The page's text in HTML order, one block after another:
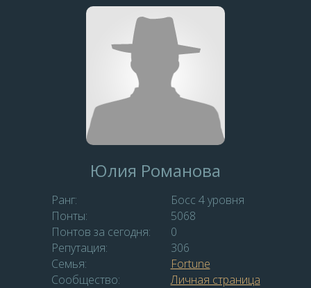
Юлия Романова
Ранг:
Босс 4 уровня
Понты:
5068
Понтов за сегодня:
0
Репутация:
306
Семья:
Fortune
Сообщество:
Личная страница